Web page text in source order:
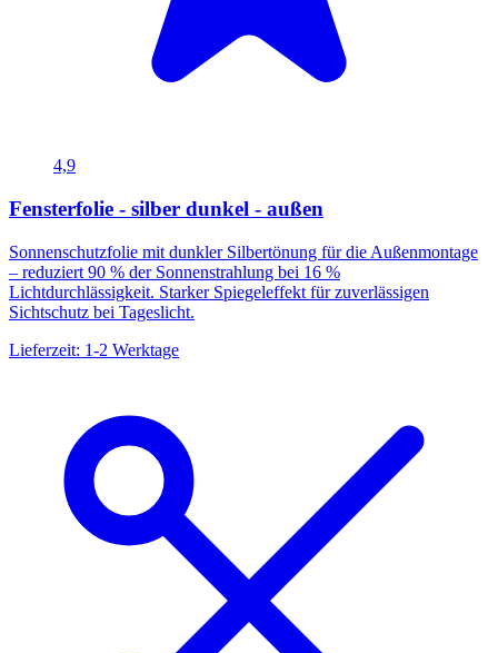
4,9
Fensterfolie - silber dunkel - außen
Sonnenschutzfolie mit dunkler Silbertönung für die Außenmontage
– reduziert 90 % der Sonnenstrahlung bei 16 %
Lichtdurchlässigkeit. Starker Spiegeleffekt für zuverlässigen
Sichtschutz bei Tageslicht.
Lieferzeit: 1-2 Werktage